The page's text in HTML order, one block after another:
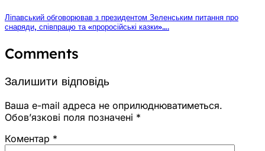
Ліпавський обговорював з президентом Зеленським питання про
снаряди, співпрацю та «проросійські казки»….
Comments
Залишити відповідь
Ваша e-mail адреса не оприлюднюватиметься.
Обов’язкові поля позначені *
Коментар *